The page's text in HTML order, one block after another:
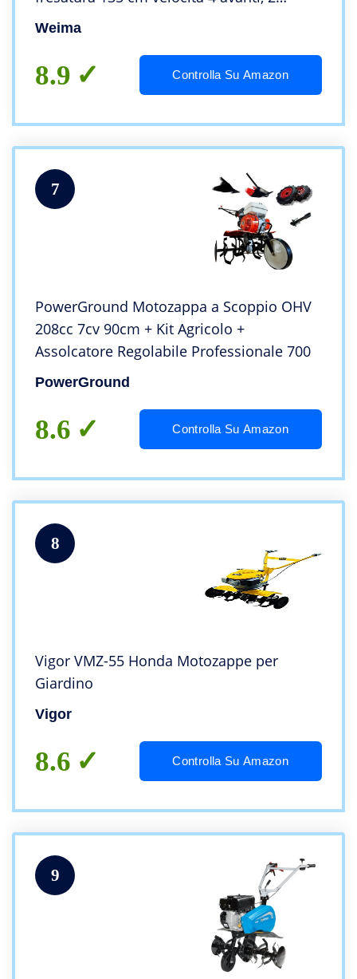
blocco dell’asse, motozappa diesel,
Weima
8.9 Controlla Su Amazon
7
PowerGround Motozappa a Scoppio OHV
208cc 7cv 90cm + Kit Agricolo +
Assolcatore Regolabile Professionale 700
PowerGround
8.6 Controlla Su Amazon
8
Vigor VMZ-55 Honda Motozappe per
Giardino
Vigor
8.6 Controlla Su Amazon
9